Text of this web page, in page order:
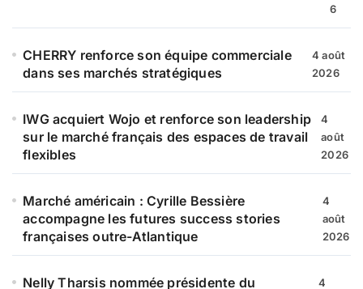
6
CHERRY renforce son équipe commerciale
dans ses marchés stratégiques
4 août
2026
IWG acquiert Wojo et renforce son leadership
sur le marché français des espaces de travail
flexibles
4
août
2026
Marché américain : Cyrille Bessière
accompagne les futures success stories
françaises outre-Atlantique
4
août
2026
Nelly Tharsis nommée présidente du
4